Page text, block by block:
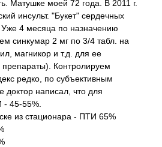
Матушке моей 72 года. В 2011 г.
инсульт. "Букет" сердечных
4 месяца по назначению
синкумар 2 мг по 3/4 табл. на
магникор и т.д. для ее
препараты). Контролируем
редко, по субъективным
доктор написал, что для
45-55%.
из стационара - ПТИ 65%